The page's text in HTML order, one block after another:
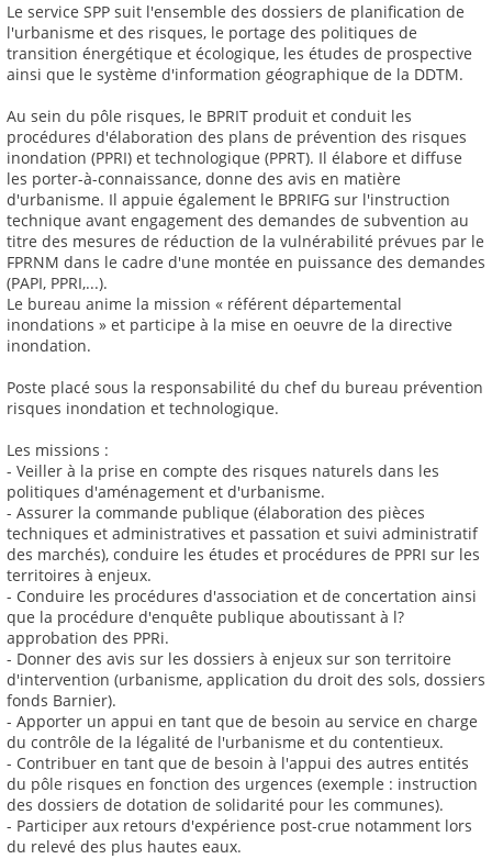
Le service SPP suit l'ensemble des dossiers de planification de
l'urbanisme et des risques, le portage des politiques de
transition énergétique et écologique, les études de prospective
ainsi que le système d'information géographique de la DDTM.
Au sein du pôle risques, le BPRIT produit et conduit les
procédures d'élaboration des plans de prévention des risques
inondation (PPRI) et technologique (PPRT). Il élabore et diffuse
les porter-à-connaissance, donne des avis en matière
d'urbanisme. Il appuie également le BPRIFG sur l'instruction
technique avant engagement des demandes de subvention au
titre des mesures de réduction de la vulnérabilité prévues par le
FPRNM dans le cadre d'une montée en puissance des demandes
(PAPI, PPRI,...).
Le bureau anime la mission « référent départemental
inondations » et participe à la mise en oeuvre de la directive
inondation.
Poste placé sous la responsabilité du chef du bureau prévention
risques inondation et technologique.
Les missions :
- Veiller à la prise en compte des risques naturels dans les
politiques d'aménagement et d'urbanisme.
- Assurer la commande publique (élaboration des pièces
techniques et administratives et passation et suivi administratif
des marchés), conduire les études et procédures de PPRI sur les
territoires à enjeux.
- Conduire les procédures d'association et de concertation ainsi
que la procédure d'enquête publique aboutissant à l?
approbation des PPRi.
- Donner des avis sur les dossiers à enjeux sur son territoire
d'intervention (urbanisme, application du droit des sols, dossiers
fonds Barnier).
- Apporter un appui en tant que de besoin au service en charge
du contrôle de la légalité de l'urbanisme et du contentieux.
- Contribuer en tant que de besoin à l'appui des autres entités
du pôle risques en fonction des urgences (exemple : instruction
des dossiers de dotation de solidarité pour les communes).
- Participer aux retours d'expérience post-crue notamment lors
du relevé des plus hautes eaux.